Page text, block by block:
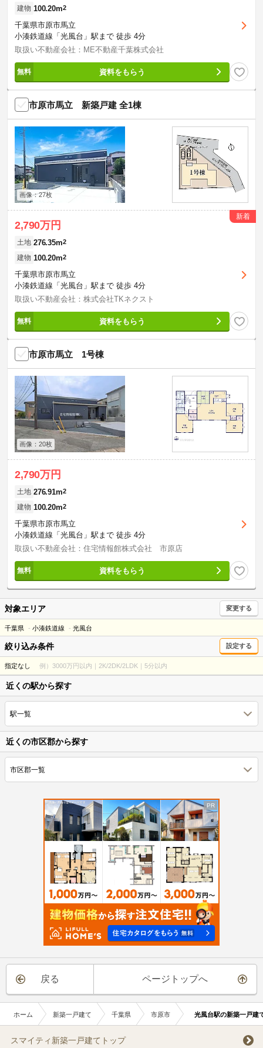
建物 100.20m2
千葉県市原市馬立
小湊鉄道線「光風台」駅まで 徒歩 4分
取扱い不動産会社：ME不動産千葉株式会社
資料をもらう
市原市馬立 新築戸建 全1棟
画像：27枚
2,790万円
新着
土地 276.35m2
建物 100.20m2
千葉県市原市馬立
小湊鉄道線「光風台」駅まで 徒歩 4分
取扱い不動産会社：株式会社TKネクスト
資料をもらう
市原市馬立 1号棟
画像：20枚
2,790万円
土地 276.91m2
建物 100.20m2
千葉県市原市馬立
小湊鉄道線「光風台」駅まで 徒歩 4分
取扱い不動産会社：住宅情報館株式会社 市原店
資料をもらう
対象エリア 変更する
千葉県 小湊鉄道線 光風台
絞り込み条件 設定する
指定なし 例）3000万円以内｜2K/2DK/2LDK｜5分以内
近くの駅から探す
駅一覧
近くの市区郡から探す
市区郡一覧
戻る ページトップへ
ホーム 新築一戸建て 千葉県 市原市 光風台駅の新築一戸建
スマイティ新築一戸建てトップ